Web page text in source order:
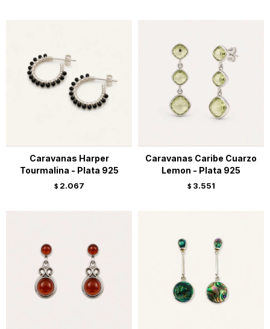
Caravanas Harper
Tourmalina - Plata 925
$ 2.067
Caravanas Caribe Cuarzo
Lemon - Plata 925
$ 3.551